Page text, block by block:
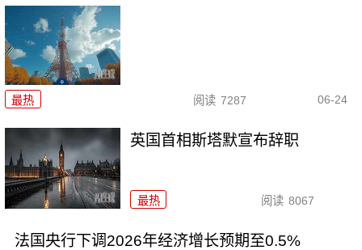
最热 阅读 7287 06-24
英国首相斯塔默宣布辞职
最热 阅读 8067
法国央行下调2026年经济增长预期至0.5%